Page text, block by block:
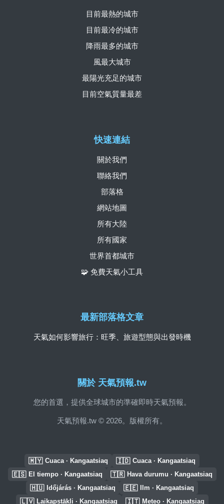
關於 天氣預報.tw
您的首選，提供全球城市的準確即時天氣預報。
天氣預報.tw © 2026。版權所有。
快速連結
關於我們
聯絡我們
部落格
網站地圖
所有大陸
所有國家
世界首都城市
🧩 免費天氣小工具
目前最熱的城市
目前最冷的城市
降雨最多的城市
風最大城市
最陽光充足的城市
目前空氣質量最差
最新部落格文章
天氣如何影響旅行：旺季、旅遊型態與出發時機
🇲🇾 Cuaca · Kangaatsiaq 🇮🇩 Cuaca · Kangaatsiaq
🇪🇸 El tiempo · Kangaatsiaq 🇹🇷 Hava durumu · Kangaatsiaq
🇭🇺 Időjárás · Kangaatsiaq 🇪🇪 Ilm · Kangaatsiaq
🇱🇻 Laikapstākļi · Kangaatsiaq 🇮🇹 Meteo · Kangaatsiaq